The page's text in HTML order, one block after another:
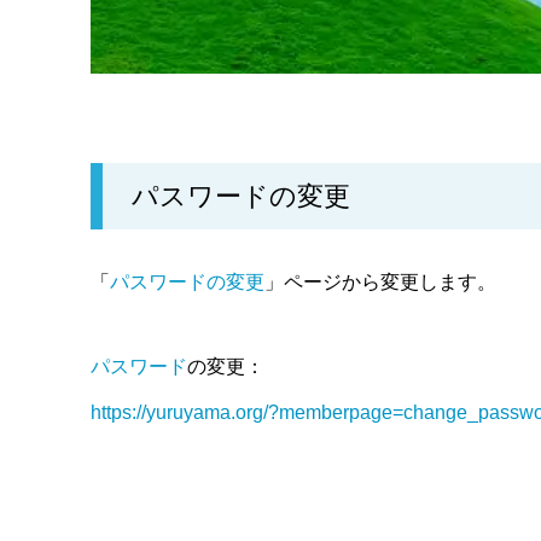
パスワードの変更
「 パスワードの変更 」ページから変更します。
パスワードの変更：
https://yuruyama.org/